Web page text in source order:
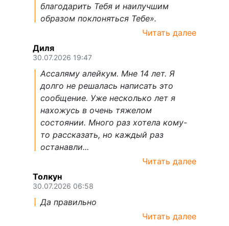
благодарить Тебя и наилучшим
образом поклоняться Тебе».
Читать далее
Диля
30.07.2026 19:47
Ассаляму алейкум. Мне 14 лет. Я
долго не решалась написать это
сообщение. Уже несколько лет я
нахожусь в очень тяжелом
состоянии. Много раз хотела кому-
то рассказать, но каждый раз
останавли...
Читать далее
Толкун
30.07.2026 06:58
Да правильно
Читать далее